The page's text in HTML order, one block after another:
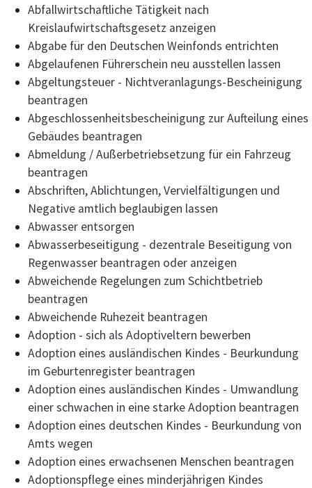
Abfallwirtschaftliche Tätigkeit nach
Kreislaufwirtschaftsgesetz anzeigen
Abgabe für den Deutschen Weinfonds entrichten
Abgelaufenen Führerschein neu ausstellen lassen
Abgeltungsteuer - Nichtveranlagungs-Bescheinigung
beantragen
Abgeschlossenheitsbescheinigung zur Aufteilung eines
Gebäudes beantragen
Abmeldung / Außerbetriebsetzung für ein Fahrzeug
beantragen
Abschriften, Ablichtungen, Vervielfältigungen und
Negative amtlich beglaubigen lassen
Abwasser entsorgen
Abwasserbeseitigung - dezentrale Beseitigung von
Regenwasser beantragen oder anzeigen
Abweichende Regelungen zum Schichtbetrieb
beantragen
Abweichende Ruhezeit beantragen
Adoption - sich als Adoptiveltern bewerben
Adoption eines ausländischen Kindes - Beurkundung
im Geburtenregister beantragen
Adoption eines ausländischen Kindes - Umwandlung
einer schwachen in eine starke Adoption beantragen
Adoption eines deutschen Kindes - Beurkundung von
Amts wegen
Adoption eines erwachsenen Menschen beantragen
Adoptionspflege eines minderjährigen Kindes